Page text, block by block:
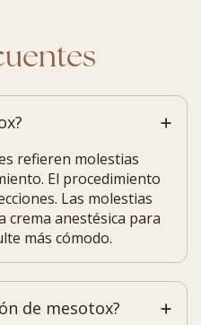
refieren molestias
El procedimiento
Las molestias
crema anestésica para
más cómodo.
de mesotox?